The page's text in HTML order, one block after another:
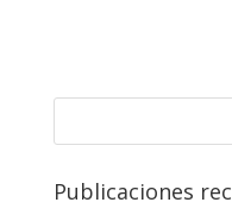
Publicaciones